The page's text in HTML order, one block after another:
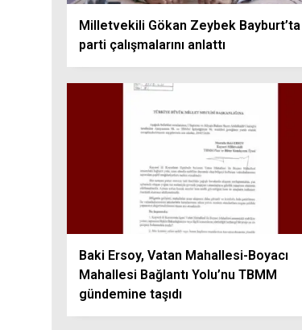
Milletvekili Gökan Zeybek Bayburt’ta
parti çalışmalarını anlattı
Baki Ersoy, Vatan Mahallesi-Boyacı
Mahallesi Bağlantı Yolu’nu TBMM
gündemine taşıdı